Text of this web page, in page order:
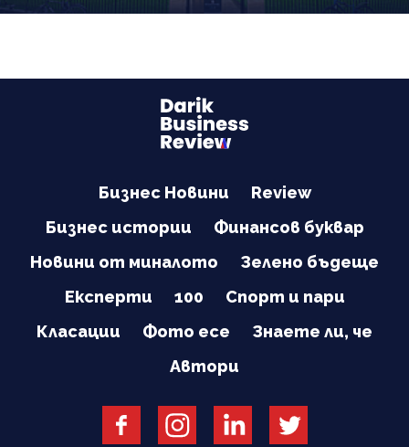
Бизнес Новини
Review
Бизнес истории
Финансов буквар
Новини от миналото
Зелено бъдеще
Експерти
100
Спорт и пари
Класации
Фото есе
Знаете ли, че
Автори